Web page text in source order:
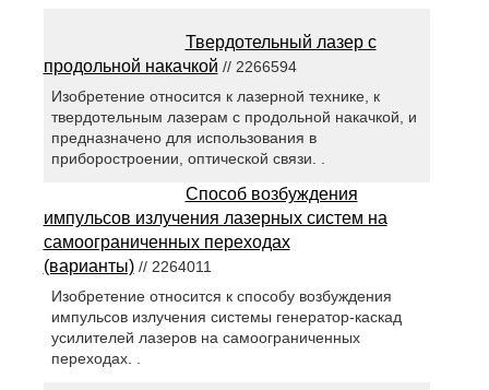
Твердотельный лазер с
продольной накачкой // 2266594
Изобретение относится к лазерной технике, к
твердотельным лазерам с продольной накачкой, и
предназначено для использования в
приборостроении, оптической связи. .
Способ возбуждения
импульсов излучения лазерных систем на
самоограниченных переходах
(варианты)// 2264011
Изобретение относится к способу возбуждения
импульсов излучения системы генератор-каскад
усилителей лазеров на самоограниченных
переходах. .